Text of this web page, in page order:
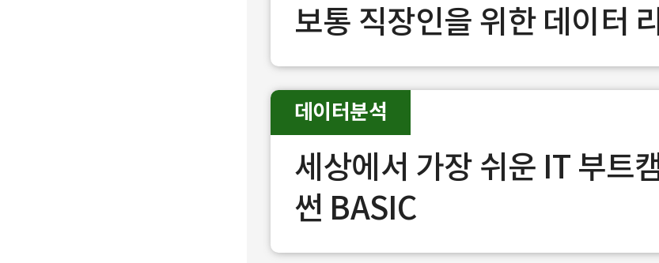
보통 직장인을 위한 데이터
세상에서 가장 쉬운 IT 부트
썬 BASIC
데이터분석